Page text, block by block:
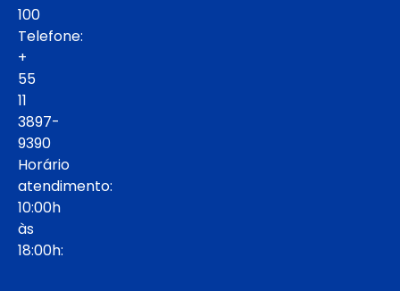
100
Telefone:
+
55
11
3897-
9390
Horário
atendimento:
10:00h
às
18:00h: